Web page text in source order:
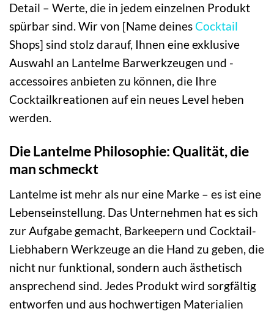
Detail – Werte, die in jedem einzelnen Produkt
spürbar sind. Wir von [Name deinesCocktail
Shops] sind stolz darauf, Ihnen eine exklusive
Auswahl an Lantelme Barwerkzeugen und -
accessoires anbieten zu können, die Ihre
Cocktailkreationen auf ein neues Level heben
werden.
Die Lantelme Philosophie: Qualität, die
man schmeckt
Lantelme ist mehr als nur eine Marke – es ist eine
Lebenseinstellung. Das Unternehmen hat es sich
zur Aufgabe gemacht, Barkeepern und Cocktail-
Liebhabern Werkzeuge an die Hand zu geben, die
nicht nur funktional, sondern auch ästhetisch
ansprechend sind. Jedes Produkt wird sorgfältig
entworfen und aus hochwertigen Materialien